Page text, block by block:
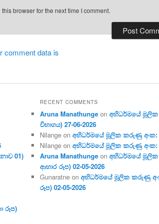
browser for the next time I comment.
comment data is
01)
රූප)
RECENT COMMENTS
Aruna Manathunge onඅභිධර්මයේ මූලික
විභාගය) 27-06-2026
Nilange onඅභිධර්මයේ මූලික කරුණු අංක:
Nilange onඅභිධර්මයේ මූලික කරුණු අංක:
Aruna Manathunge onඅභිධර්මයේ මූලික
ආහාර රූප) 02-05-2026
Gunaratne onඅභිධර්මයේ මූලික කරුණු
රූප) 02-05-2026